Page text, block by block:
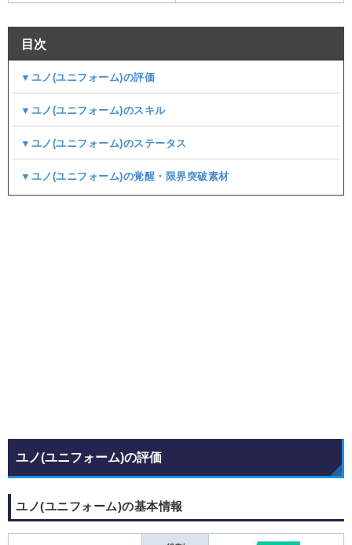
目次
▼ユノ(ユニフォーム)の評価
▼ユノ(ユニフォーム)のスキル
▼ユノ(ユニフォーム)のステータス
▼ユノ(ユニフォーム)の覚醒・限界突破素材
ユノ(ユニフォーム)の評価
ユノ(ユニフォーム)の基本情報